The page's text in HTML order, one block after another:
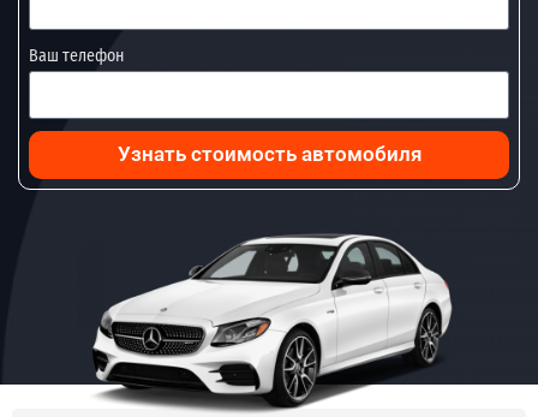
Ваш телефон
Узнать стоимость автомобиля